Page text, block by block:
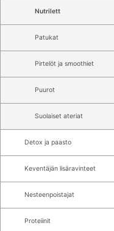
Nutrilett
Patukat
Pirtelöt ja smoothiet
Puurot
Suolaiset ateriat
Detox ja paasto
Keventäjän lisäravinteet
Nesteenpoistajat
Proteiinit